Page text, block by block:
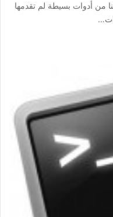
من أدوات بسيطة لم تقدمها